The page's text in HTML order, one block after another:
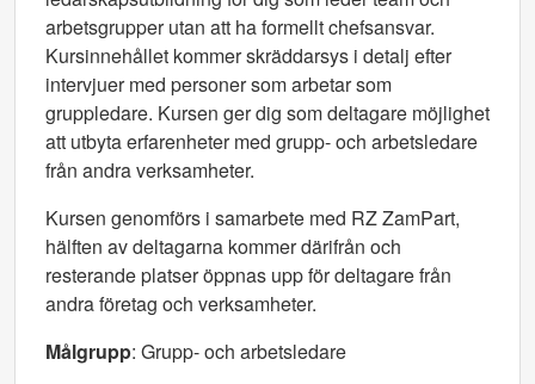
arbetsgrupper utan att ha formellt chefsansvar.
Kursinnehållet kommer skräddarsys i detalj efter
intervjuer med personer som arbetar som
gruppledare. Kursen ger dig som deltagare möjlighet
att utbyta erfarenheter med grupp- och arbetsledare
från andra verksamheter.
Kursen genomförs i samarbete med RZ ZamPart,
hälften av deltagarna kommer därifrån och
resterande platser öppnas upp för deltagare från
andra företag och verksamheter.
Målgrupp: Grupp- och arbetsledare